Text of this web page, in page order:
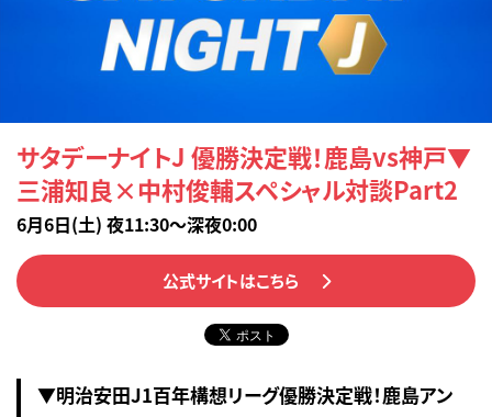
サタデーナイトJ 優勝決定戦！鹿島vs神戸▼
三浦知良×中村俊輔スペシャル対談Part2
6月6日(土) 夜11:30～深夜0:00
公式サイトはこちら
▼明治安田J1百年構想リーグ優勝決定戦！鹿島アン